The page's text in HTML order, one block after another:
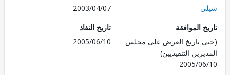
2003/04/07
الموافقة
تاريخ العرض على مجلس
التنفيذيين)
2005/
تاريخ النفاذ
2005/06/10